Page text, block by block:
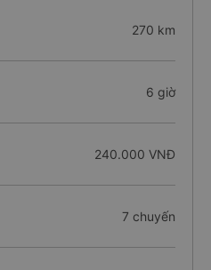
270 km
6 giờ
240.000 VNĐ
7 chuyến